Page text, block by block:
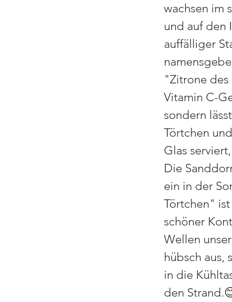
wachsen im
und auf den
auffälliger
"Zitrone
Vitamin C-
sondern
Törtchen
Glas
Die
ein in der
Törtchen"
schöner
Wellen
hübsch aus,
in die
den